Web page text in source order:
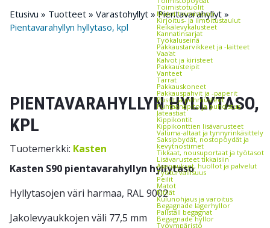
Toimistotuolit
Matot toimistoon
Kirjoitus- ja ilmoitustaulut
Reikälevykalusteet
Kannatinsarjat
Työkaluseinä
Pakkaustarvikkeet ja -laitteet
Vaa'at
Kalvot ja kiristeet
Pakkausteipit
Vanteet
Tarrat
Pakkauskoneet
Pakkauspahvit ja -paperit
Pussit ja pehmusteet
Puhtaanapito ja puhdistus
Jäteastiat
Kippikontit
Kippikonttien lisävarusteet
Valuma-altaat ja tynnyrinkäsittely
Saksipöydät, nostopöydät ja
kevytnostimet
Tikkaat, nousuportaat ja työtasot
Lisävarusteet tikkaisiin
Asennukset, huollot ja palvelut
Työturvallisuus
Peilit
Matot
Ritilät
Kulunohjaus ja varoitus
Begagnade lagerhyllor
Pallställ begagnat
Begagnade hyllor
Työympäristö
Etusivu » Tuotteet » Varastohyllyt »Pientavarahyllyt »
Pientavarahyllyn hyllytaso, kpl
PIENTAVARAHYLLYN HYLLYTASO,
KPL
Tuotemerkki: Kasten
Kasten S90 pientavarahyllyn hyllytaso
Hyllytasojen väri harmaa, RAL 9002
Jakolevyaukkojen väli 77,5 mm